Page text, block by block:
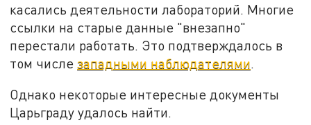
касались деятельности лабораторий. Многие
ссылки на старые данные "внезапно"
перестали работать. Это подтверждалось в
том числе западными наблюдателями
Однако некоторые интересные документы
Царьграду удалось найти.